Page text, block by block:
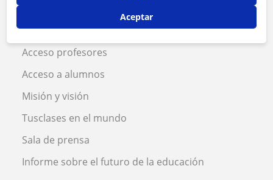
Cómo funciona
Acceso profesores
Acceso a alumnos
Misión y visión
Tusclases en el mundo
Sala de prensa
Informe sobre el futuro de la educación
Aceptar